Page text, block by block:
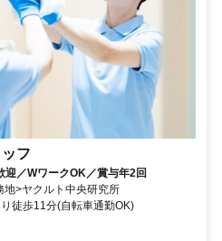
フ
迎／WワークOK／賞与年2回
>ヤクルト中央研究所
徒歩11分(自転車通勤OK)